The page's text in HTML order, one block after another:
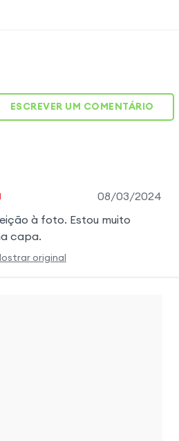
ESCREVER UM COMENTÁRIO
08/03/2024
à foto. Estou muito
capa.
original